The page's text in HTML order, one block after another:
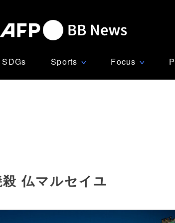
SDGs Sports ∨ Focus ∨
仏マルセイユ